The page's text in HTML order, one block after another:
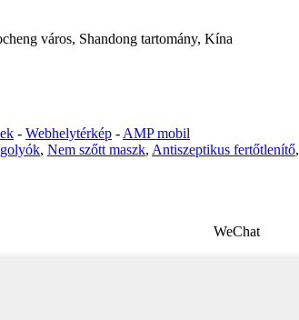
város, Shandong tartomány, Kína
- Webhelytérkép - AMP mobil
, Nem szőtt maszk, Antiszeptikus fertőtlenítő,
WeChat